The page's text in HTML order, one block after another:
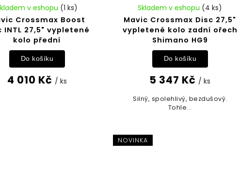
Crossmax Boost
INTL 27,5" vypletené
kolo přední
v eshopu (1 ks)
4 010 Kč / ks
Do košíku
Mavic Crossmax Disc 27,5"
vypletené kolo zadní ořech
Shimano HG9
Skladem v eshopu (4 ks)
5 347 Kč / ks
Do košíku
Silný, spolehlivý, bezdušový.
Tohle...
NOVINKA